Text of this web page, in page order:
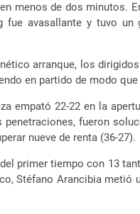
menos de dos minutos.
avasallante y tuvo
arranque, los
en partido de modo
empató 22-22 en la
fueron
nueve de renta (36-27).
primer tiempo con 13
Stéfano Arancibia